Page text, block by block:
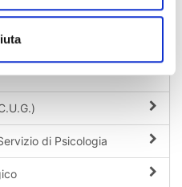
disabilità e l'inclusione
di Psicologia